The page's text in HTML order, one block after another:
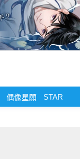
偶像星願 STAR